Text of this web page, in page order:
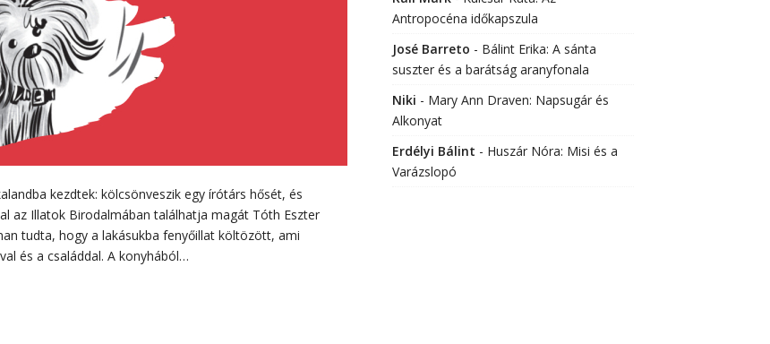
kezdtek: kölcsönveszik egy írótárs hősét, és
az Illatok Birodalmában találhatja magát Tóth Eszter
tudta, hogy a lakásukba fenyőillat költözött, ami
és a családdal. A konyhából…
Antropocéna időkapszula
José Barreto - Bálint Erika: A sánta
suszter és a barátság aranyfonala
Niki - Mary Ann Draven: Napsugár és
Alkonyat
Erdélyi Bálint - Huszár Nóra: Misi és a
Varázslopó